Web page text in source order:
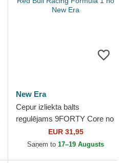
New Era
Cepur izliekta balts
regulējams 9FORTY Core no
Red Bull Racing Formula 1
no New Era
EUR 31,95
Saņem to 17–19 Augusts